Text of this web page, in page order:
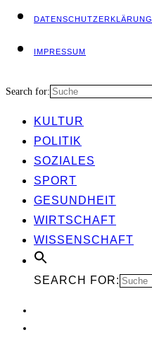
DATEN­SCHUTZ­ER­KLÄ­RUNG
IMPRES­SUM
Search for:
KUL­TUR
POLI­TIK
SOZIA­LES
SPORT
GESUND­HEIT
WIRT­SCHAFT
WIS­SEN­SCHAFT
SEARCH FOR: